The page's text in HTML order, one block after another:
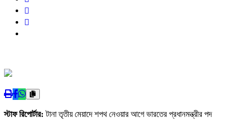
স্টাফ রিপোর্টার: টানা তৃতীয় মেয়াদে শপথ নেওয়ার আগে ভারতের প্রধানমন্ত্রীর পদ